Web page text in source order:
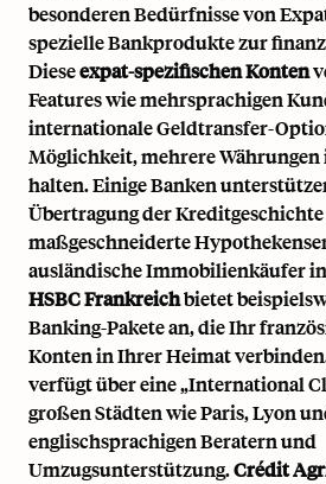
besonderen Bedürfnisse von
spezielle Bankprodukte zur
Dieseexpat-spezifischen Konten
Features wie mehrsprachigen
internationale Geldtransfer-
Möglichkeit, mehrere
halten. Einige Banken
Übertragung der
maßgeschneiderte
ausländische Immobilienkäufer
HSBC Frankreichbietet
Banking-Pakete an, die Ihr
Konten in Ihrer Heimat
verfügt über eine „International
großen Städten wie Paris, Lyon
englischsprachigen Beratern und
Umzugsunterstützung.Crédit